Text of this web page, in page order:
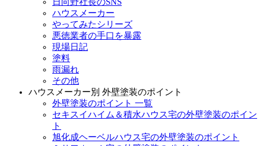
ハウスメーカー
やってみたシリーズ
悪徳業者の手口を暴露
現場日記
塗料
雨漏れ
その他
ハウスメーカー別 外壁塗装のポイント
外壁塗装のポイント 一覧
セキスイハイム＆積水ハウス宅の外壁塗装のポイン
ト
旭化成ヘーベルハウス宅の外壁塗装のポイント